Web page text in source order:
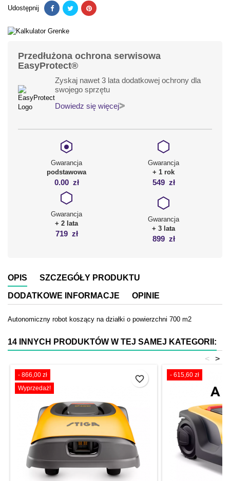
Udostępnij
Przedłużona ochrona serwisowa
EasyProtect®
Zyskaj nawet 3 lata dodatkowej ochrony dla
swojego sprzętu
Dowiedz się więcej
Gwarancja
podstawowa
0.00 zł
Gwarancja
+ 1 rok
549 zł
Gwarancja
+ 2 lata
719 zł
Gwarancja
+ 3 lata
899 zł
OPIS SZCZEGÓŁY PRODUKTU
DODATKOWE INFORMACJE OPINIE
Autonomiczny robot koszący na działki o powierzchni 700 m2
14 INNYCH PRODUKTÓW W TEJ SAMEJ KATEGORII:
>
<
- 866,00 zł
Wyprzedaż!
favorite_border - 615,60 zł